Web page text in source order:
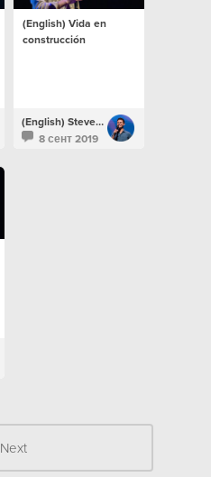
(English) Vida en
construcción
(English) Steven Richards
8 сент 2019
Next